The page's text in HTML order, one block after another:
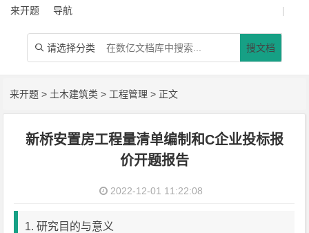
来开题 导航 |
 请选择分类 搜文档
来开题 > 土木建筑类 > 工程管理 > 正文
新桥安置房工程量清单编制和C企业投标报
价开题报告
2022-12-01 11:22:08
1. 研究目的与意义